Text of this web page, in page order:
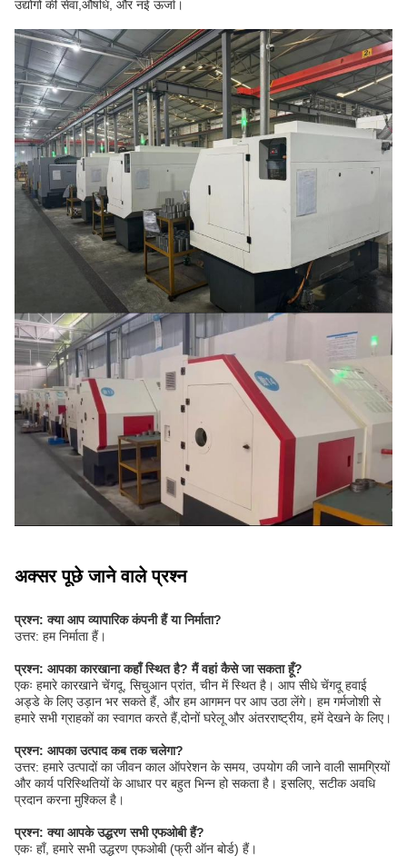
उद्योगों की सेवा,औषधि, और नई ऊर्जा।
अक्सर पूछे जाने वाले प्रश्न
प्रश्न: क्या आप व्यापारिक कंपनी हैं या निर्माता?
उत्तर: हम निर्माता हैं।
प्रश्न: आपका कारखाना कहाँ स्थित है? मैं वहां कैसे जा सकता हूँ?
एकः हमारे कारखाने चेंगदू, सिचुआन प्रांत, चीन में स्थित है। आप सीधे चेंगदू हवाई
अड्डे के लिए उड़ान भर सकते हैं, और हम आगमन पर आप उठा लेंगे। हम गर्मजोशी से
हमारे सभी ग्राहकों का स्वागत करते हैं,दोनों घरेलू और अंतरराष्ट्रीय, हमें देखने के लिए।
प्रश्न: आपका उत्पाद कब तक चलेगा?
उत्तर: हमारे उत्पादों का जीवन काल ऑपरेशन के समय, उपयोग की जाने वाली सामग्रियों
और कार्य परिस्थितियों के आधार पर बहुत भिन्न हो सकता है। इसलिए, सटीक अवधि
प्रदान करना मुश्किल है।
प्रश्न: क्या आपके उद्धरण सभी एफओबी हैं?
एकः हाँ, हमारे सभी उद्धरण एफओबी (फ्री ऑन बोर्ड) हैं।